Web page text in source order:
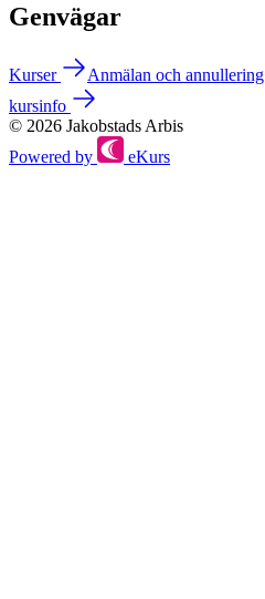
Genvägar
Kurser Anmälan och annullering
kursinfo
© 2026 Jakobstads Arbis
Powered by
eKurs